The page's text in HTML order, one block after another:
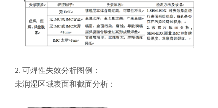
2. 可焊性失效分析图例：
未润湿区域表面和截面分析：